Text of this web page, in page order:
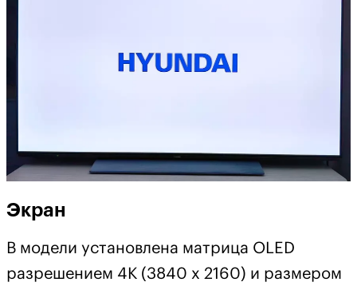
Экран
В модели установлена матрица OLED
разрешением 4К (3840 х 2160) и размером